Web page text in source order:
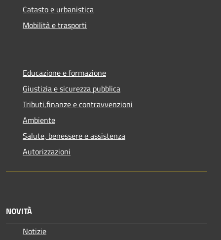
Catasto e urbanistica
Mobilità e trasporti
Educazione e formazione
Giustizia e sicurezza pubblica
Tributi,finanze e contravvenzioni
Ambiente
Salute, benessere e assistenza
Autorizzazioni
NOVITÀ
Notizie